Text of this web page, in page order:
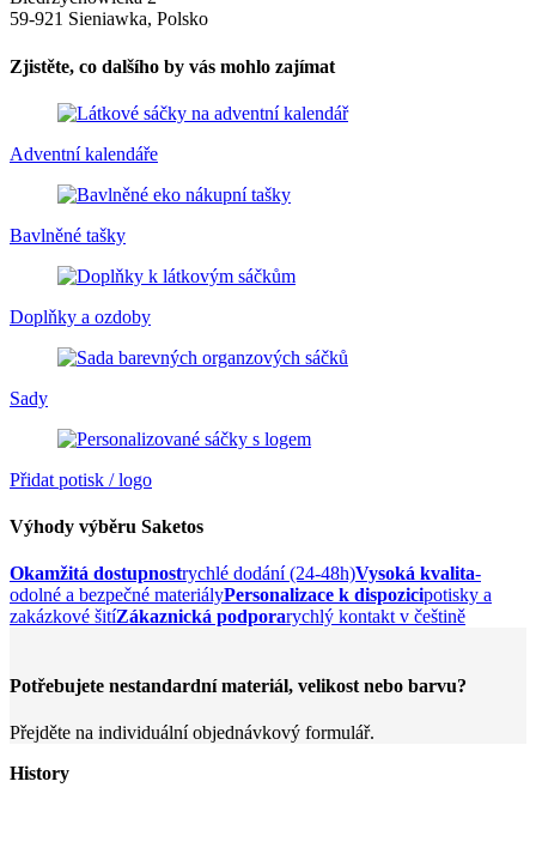
59-921 Sieniawka, Polsko
Zjistěte, co dalšího by vás mohlo zajímat
Adventní kalendáře
Bavlněné tašky
Doplňky a ozdoby
Sady
Přidat potisk / logo
Výhody výběru Saketos
Okamžitá dostupnostrychlé dodání (24-48h)Vysoká kvalita-
odolné a bezpečné materiályPersonalizace k dispozicipotisky a
zakázkové šitíZákaznická podporarychlý kontakt v češtině
Potřebujete nestandardní materiál, velikost nebo barvu?
Přejděte na individuální objednávkový formulář.
History